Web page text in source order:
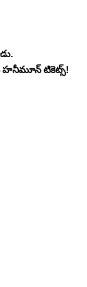
హనీమూన్ టికెట్స్!